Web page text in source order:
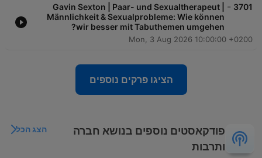
3701
-
Gavin Sexton | Paar- und Sexualtherapeut |
Männlichkeit & Sexualprobleme: Wie können
wir besser mit Tabuthemen umgehen?
Mon, 3 Aug 2026 10:00:00 +0200
הציגו פרקים נוספים
פודקאסטים נוספים בנושא חברה
ותרבות
הצג הכל